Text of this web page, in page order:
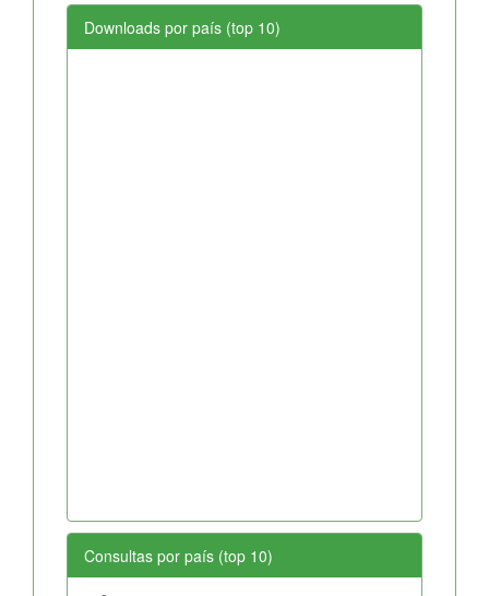
Downloads por país (top 10)
Consultas por país (top 10)